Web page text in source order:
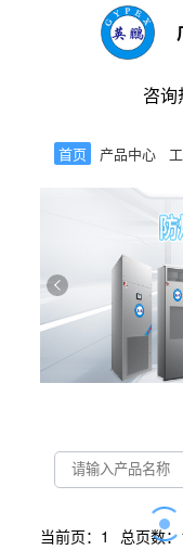
咨
首页 产品中心
当前页：1 总页数：